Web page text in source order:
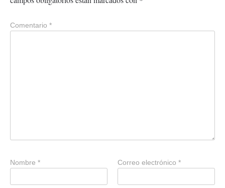
Comentario *
Nombre * Correo electrónico*